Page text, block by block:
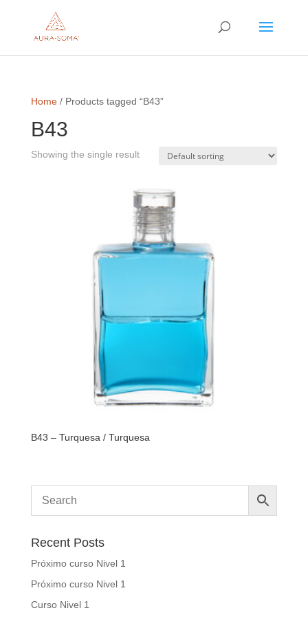
Home/ Products tagged “B43”
B43
Showing the single result
B43 – Turquesa / Turquesa
Recent Posts
Próximo curso Nivel 1
Próximo curso Nivel 1
Curso Nivel 1